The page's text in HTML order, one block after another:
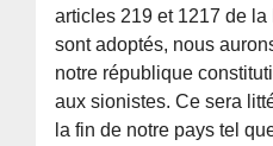
articles 219 et 1217 de la
sont adoptés, nous
notre république
aux sionistes. Ce sera
la fin de notre pays tel